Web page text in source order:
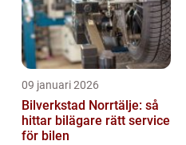
09 januari 2026
Bilverkstad Norrtälje: så
hittar bilägare rätt service
för bilen